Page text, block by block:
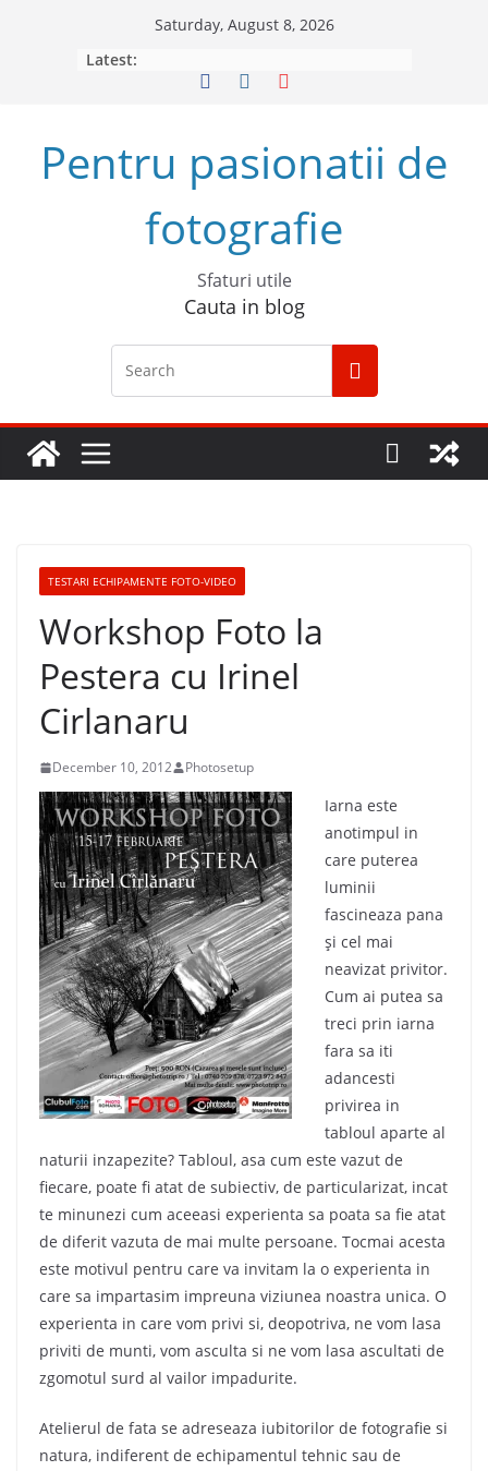
Saturday, August 8, 2026
Latest:
Pentru pasionatii de
fotografie
Sfaturi utile
Cauta in blog
TESTARI ECHIPAMENTE FOTO-VIDEO
Workshop Foto la
Pestera cu Irinel
Cirlanaru
December 10, 2012 Photosetup
Iarna este
anotimpul in
care puterea
luminii
fascineaza pana
şi cel mai
neavizat privitor.
Cum ai putea sa
treci prin iarna
fara sa iti
adancesti
privirea in
tabloul aparte al
naturii inzapezite? Tabloul, asa cum este vazut de
fiecare, poate fi atat de subiectiv, de particularizat, incat
te minunezi cum aceeasi experienta sa poata sa fie atat
de diferit vazuta de mai multe persoane. Tocmai acesta
este motivul pentru care va invitam la o experienta in
care sa impartasim impreuna viziunea noastra unica. O
experienta in care vom privi si, deopotriva, ne vom lasa
priviti de munti, vom asculta si ne vom lasa ascultati de
zgomotul surd al vailor impadurite.
Atelierul de fata se adreseaza iubitorilor de fotografie si
natura, indiferent de echipamentul tehnic sau de